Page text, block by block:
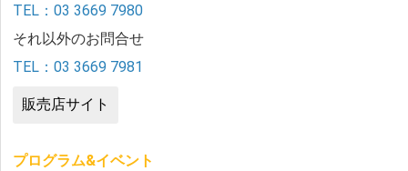
TEL：03 3669 7980
それ以外のお問合せ
TEL：03 3669 7981
販売店サイト
プログラム&イベント